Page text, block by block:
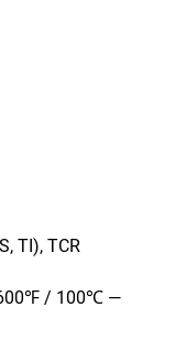
TI), TCR
/ 100℃ —